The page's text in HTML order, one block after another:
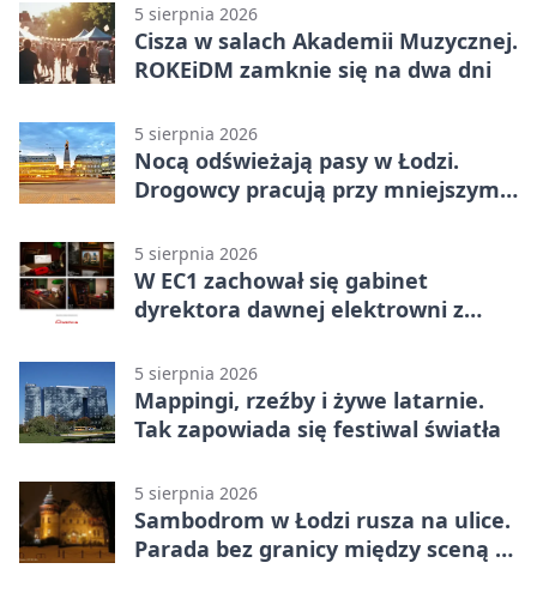
5 sierpnia 2026
Cisza w salach Akademii Muzycznej.
ROKEiDM zamknie się na dwa dni
5 sierpnia 2026
Nocą odświeżają pasy w Łodzi.
Drogowcy pracują przy mniejszym
5 sierpnia 2026
W EC1 zachował się gabinet
dyrektora dawnej elektrowni z
5 sierpnia 2026
Mappingi, rzeźby i żywe latarnie.
Tak zapowiada się festiwal światła
5 sierpnia 2026
Sambodrom w Łodzi rusza na ulice.
Parada bez granicy między sceną a